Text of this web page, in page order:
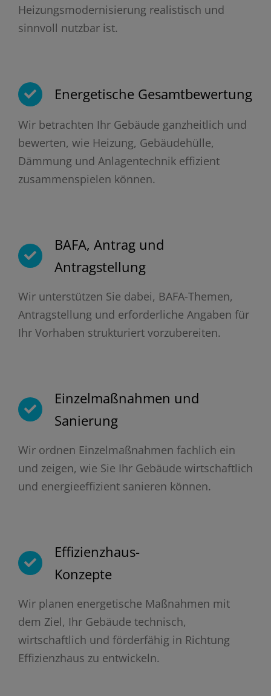
Heizungsmodernisierung realistisch und
sinnvoll nutzbar ist.
Energetische Gesamtbewertung
Wir betrachten Ihr Gebäude ganzheitlich und
bewerten, wie Heizung, Gebäudehülle,
Dämmung und Anlagentechnik effizient
zusammenspielen können.
BAFA, Antrag und
Antragstellung
Wir unterstützen Sie dabei, BAFA-Themen,
Antragstellung und erforderliche Angaben für
Ihr Vorhaben strukturiert vorzubereiten.
Einzelmaßnahmen und
Sanierung
Wir ordnen Einzelmaßnahmen fachlich ein
und zeigen, wie Sie Ihr Gebäude wirtschaftlich
und energieeffizient sanieren können.
Effizienzhaus-
Konzepte
Wir planen energetische Maßnahmen mit
dem Ziel, Ihr Gebäude technisch,
wirtschaftlich und förderfähig in Richtung
Effizienzhaus zu entwickeln.